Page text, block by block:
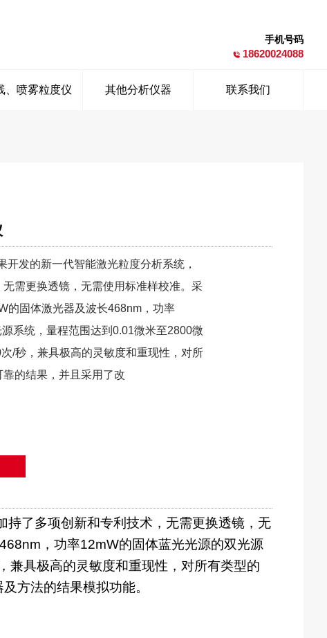
手机号码
18620024088
、喷雾粒度仪 其他分析仪器 联系我们
开发的新一代智能激光粒度分析系统，
需更换透镜，无需使用标准样校准。采
的固体激光器及波长468nm，功率
系统，量程范围达到0.01微米至2800微
/秒，兼具极高的灵敏度和重现性，对所
的结果，并且采用了改
了多项创新和专利技术，无需更换透镜，无
，功率12mW的固体蓝光光源的双光源
兼具极高的灵敏度和重现性，对所有类型的
方法的结果模拟功能。